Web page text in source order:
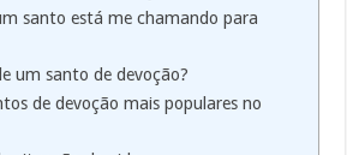
santo está me chamando para
um santo de devoção?
de devoção mais populares no